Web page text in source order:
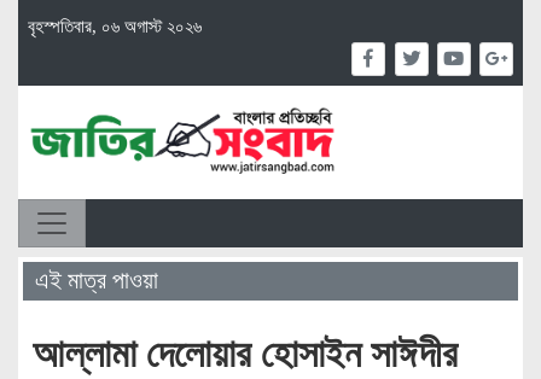
বৃহস্পতিবার, ০৬ অগাস্ট ২০২৬
এই মাত্র পাওয়া
আল্লামা দেলোয়ার হোসাইন সাঈদীর